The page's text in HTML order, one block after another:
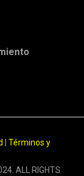
Términos y
ALL RIGHTS